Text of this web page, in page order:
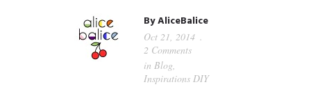
ByAliceBalice
Oct 21, 2014
2 Comments
in Blog,
Inspirations DIY